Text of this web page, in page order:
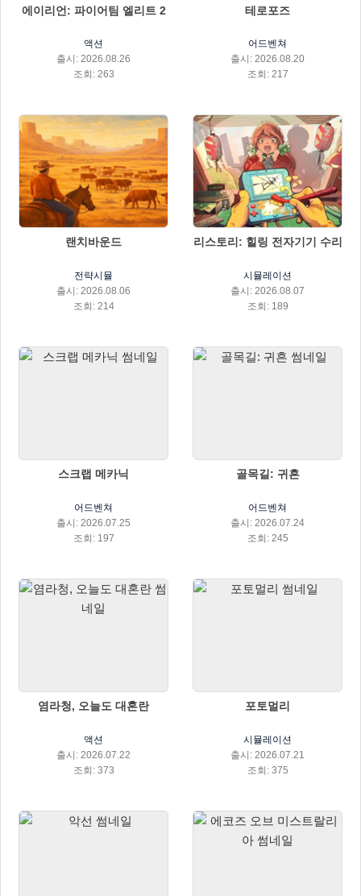
에이리언: 파이어팀 엘리트 2
액션
출시: 2026.08.26
조회: 263
테로포즈
어드벤쳐
출시: 2026.08.20
조회: 217
랜치바운드
전략시뮬
출시: 2026.08.06
조회: 214
리스토리: 힐링 전자기기 수리
시뮬레이션
출시: 2026.08.07
조회: 189
스크랩 메카닉
어드벤쳐
출시: 2026.07.25
조회: 197
골목길: 귀흔
어드벤쳐
출시: 2026.07.24
조회: 245
염라청, 오늘도 대혼란
액션
출시: 2026.07.22
조회: 373
포토멀리
시뮬레이션
출시: 2026.07.21
조회: 375